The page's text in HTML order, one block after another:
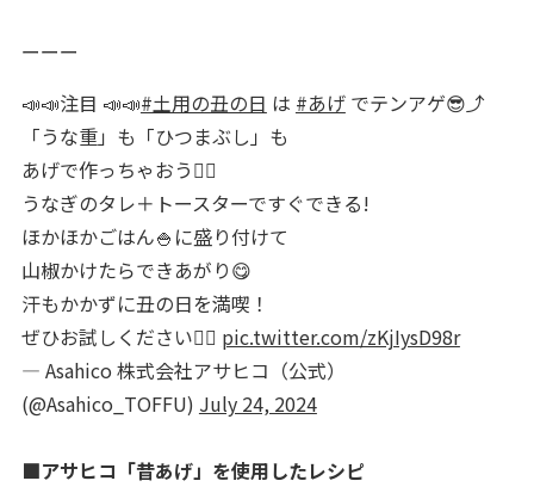
ーーー
📣📣注目 📣📣#土用の丑の日 は #あげでテンアゲ😎⤴️
「うな重」も「ひつまぶし」も
あげで作っちゃおう👍🏻
うなぎのタレ＋トースターですぐできる!
ほかほかごはん🍚に盛り付けて
山椒かけたらできあがり😋
汗もかかずに丑の日を満喫！
ぜひお試しください🙋‍♀️ pic.twitter.com/zKjIysD98r
— Asahico 株式会社アサヒコ（公式）
(@Asahico_TOFFU) July 24, 2024
■アサヒコ「昔あげ」を使用したレシピ